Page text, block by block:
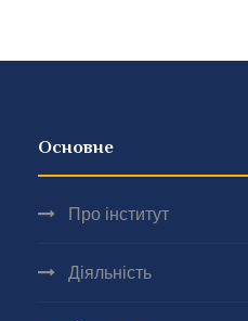
Основне
Про інститут
Діяльність